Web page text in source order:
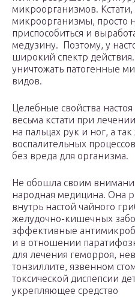
микроорганизмов.
микроорганизмы, просто
приспособиться и
медузину. Поэтому, у
широкий спектр
уничтожать патогенные
видов.
Целебные свойства
весьма кстати при
на пальцах рук и ног, а
воспалительных
без вреда для организма.
Не обошла своим
народная медицина. Она
внутрь настой чайного
желудочно-кишечных
эффективные
и в отношении
для лечения геморроя,
тонзиллите, язвенном
токсической диспепсии
укрепляющее средство